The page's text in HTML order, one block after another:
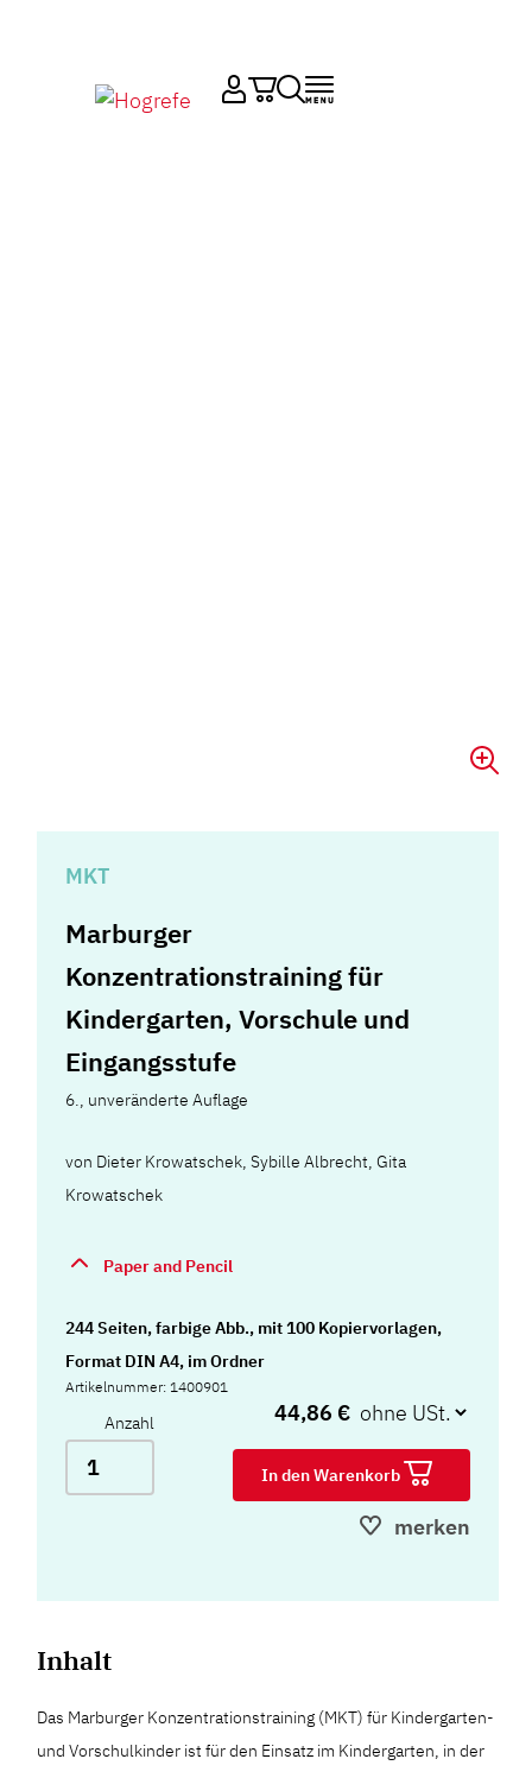
MKT
Marburger
Konzentrationstraining für
Kindergarten, Vorschule und
Eingangsstufe
6., unveränderte Auflage
von Dieter Krowatschek,Sybille Albrecht,Gita
Krowatschek
Paper and Pencil
244 Seiten, farbige Abb., mit 100 Kopiervorlagen,
Format DIN A4, im Ordner
Artikelnummer: 1400901
Anzahl 44,86 €
In den Warenkorb
merken
Inhalt
Das Marburger Konzentrationstraining (MKT) für Kindergarten-
und Vorschulkinder ist für den Einsatz im Kindergarten, in der